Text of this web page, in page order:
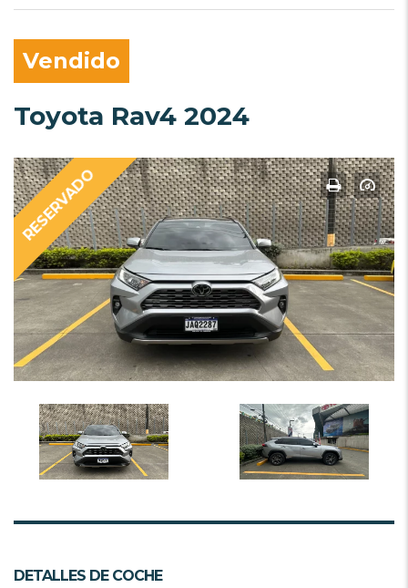
Vendido
Toyota Rav4 2024
RESERVADO
DETALLES DE COCHE